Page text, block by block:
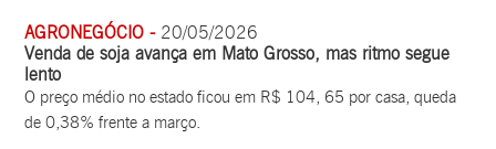
AGRONEGÓCIO -20/05/2026
Venda de soja avança em Mato Grosso, mas ritmo segue
lento
O preço médio no estado ficou em R$ 104, 65 por casa, queda
de 0,38% frente a março.